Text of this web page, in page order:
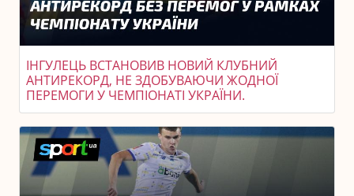
ІНГУЛЕЦЬ ВСТАНОВИВ НОВИЙ КЛУБНИЙ
АНТИРЕКОРД, НЕ ЗДОБУВАЮЧИ ЖОДНОЇ
ПЕРЕМОГИ У ЧЕМПІОНАТІ УКРАЇНИ.